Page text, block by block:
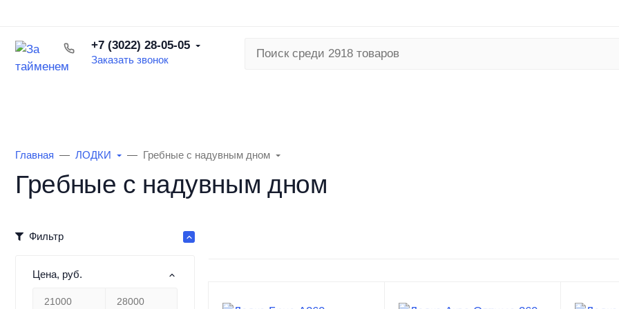
+7 (3022) 28-05-05
Заказать звонок
Главная ЛОДКИ Гребные с надувным дном
Гребные с надувным дном
Фильтр
Цена, руб.